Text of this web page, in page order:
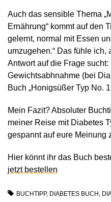
Auch das sensible Thema
Ernährung“ kommt auf den
gelernt, normal mit Essen
umzugehen.“ Das fühle ich,
Antwort auf die Frage
Gewichtsabhnahme (bei
Buch „Honigsüßer Typ No.
Mein Fazit? Absoluter
meiner Reise mit Diabetes
gespannt auf eure Meinung
Hier könnt ihr das Buch
jetzt bestellen
BUCHTIPP, DIABETES BUCH,